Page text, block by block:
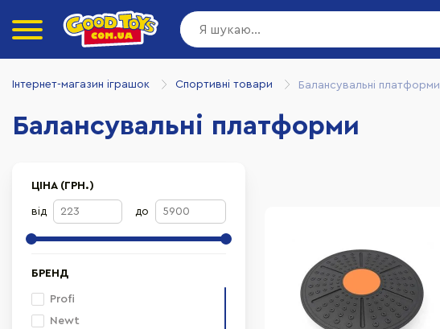
Інтернет-магазин іграшок Спортивні товари Балансувальні платформи
Балансувальні платформи
ЦІНА (ГРН.)
від до
БРЕНД
Profi
Newt